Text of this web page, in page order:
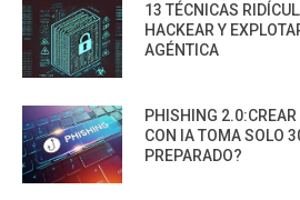
13 TÉCNICAS
HACKEAR Y
AGÉNTICA
PHISHING
CON IA TOMA SOLO
PREPARADO?